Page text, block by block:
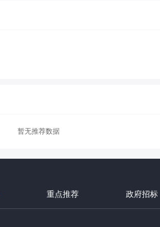
暂无推荐数据
重点推荐 政府招标